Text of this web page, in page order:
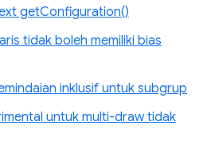
getConfiguration()
tidak boleh memiliki bias
inklusif untuk subgrup
untuk multi-draw tidak